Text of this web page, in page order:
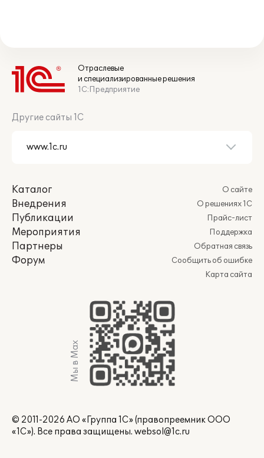
Отраслевые
и специализированные решения
1С:Предприятие
Другие сайты 1С
Каталог
Внедрения
Публикации
Мероприятия
Партнеры
Форум
О сайте
О решениях 1С
Прайс-лист
Поддержка
Обратная связь
Сообщить об ошибке
Карта сайта
Мы в Max
© 2011-2026 АО «Группа 1С» (правопреемник ООО
«1С»). Все права защищены. websol@1c.ru